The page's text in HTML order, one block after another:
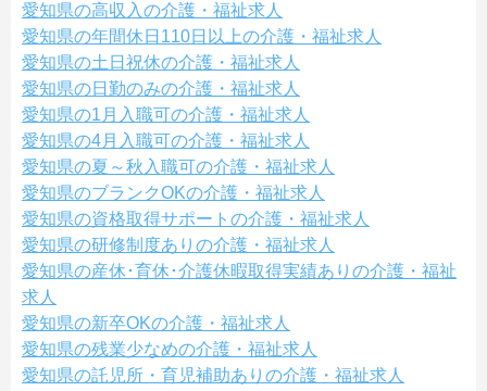
愛知県の高収入の介護・福祉求人
愛知県の年間休日110日以上の介護・福祉求人
愛知県の土日祝休の介護・福祉求人
愛知県の日勤のみの介護・福祉求人
愛知県の1月入職可の介護・福祉求人
愛知県の4月入職可の介護・福祉求人
愛知県の夏～秋入職可の介護・福祉求人
愛知県のブランクOKの介護・福祉求人
愛知県の資格取得サポートの介護・福祉求人
愛知県の研修制度ありの介護・福祉求人
愛知県の産休･育休･介護休暇取得実績ありの介護・福祉
求人
愛知県の新卒OKの介護・福祉求人
愛知県の残業少なめの介護・福祉求人
愛知県の託児所・育児補助ありの介護・福祉求人